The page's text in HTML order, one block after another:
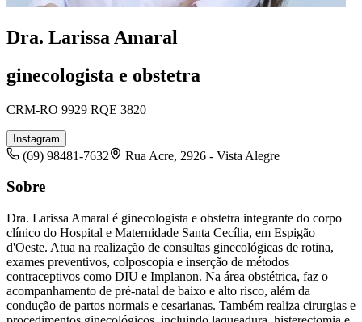
Dra. Larissa Amaral
ginecologista e obstetra
CRM-RO 9929 RQE 3820
Instagram
(69) 98481-7632 Rua Acre, 2926 - Vista Alegre
Sobre
Dra. Larissa Amaral é ginecologista e obstetra integrante do corpo
clínico do Hospital e Maternidade Santa Cecília, em Espigão
d'Oeste. Atua na realização de consultas ginecológicas de rotina,
exames preventivos, colposcopia e inserção de métodos
contraceptivos como DIU e Implanon. Na área obstétrica, faz o
acompanhamento de pré-natal de baixo e alto risco, além da
condução de partos normais e cesarianas. Também realiza cirurgias e